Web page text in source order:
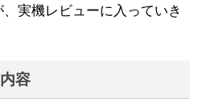
実機レビューに入っていき
容